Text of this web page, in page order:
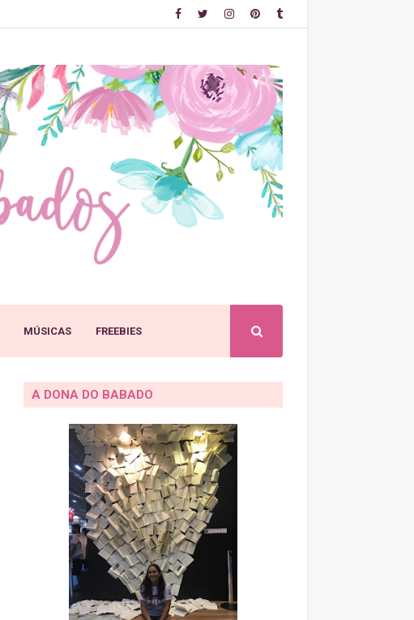
MÚSICAS FREEBIES
A DONA DO BABADO